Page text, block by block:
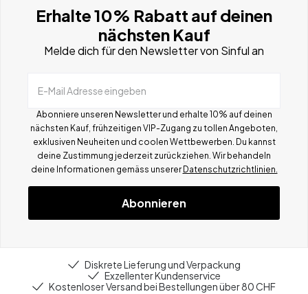
Erhalte 10% Rabatt auf deinen
nächsten Kauf
Melde dich für den Newsletter von Sinful an
E-Mail Adresse eingeben
Abonniere unseren Newsletter und erhalte 10% auf deinen
nächsten Kauf, frühzeitigen VIP-Zugang zu tollen Angeboten,
exklusiven Neuheiten und coolen Wettbewerben. Du kannst
deine Zustimmung jederzeit zurückziehen. Wir behandeln
deine Informationen gemäss unserer Datenschutzrichtlinien.
Abonnieren
Diskrete Lieferung und Verpackung
Exzellenter Kundenservice
Kostenloser Versand bei Bestellungen über 80 CHF